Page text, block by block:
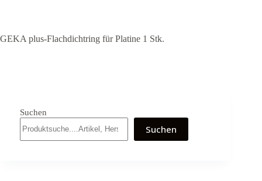
GEKA plus-Flachdichtring für Platine 1 Stk.
Suchen
Suchen